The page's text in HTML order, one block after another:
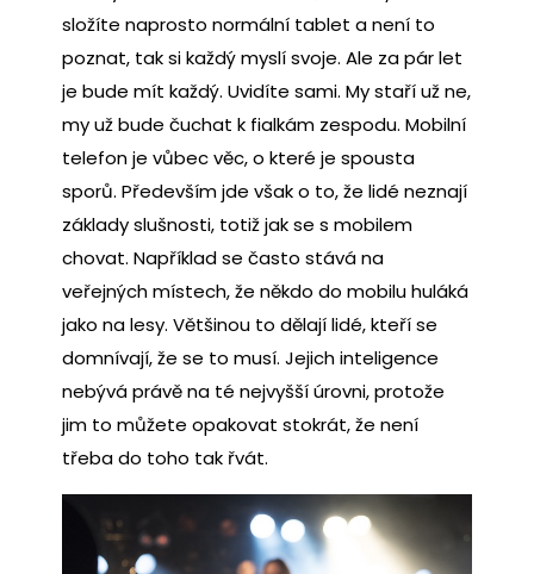
složíte naprosto normální tablet a není to
poznat, tak si každý myslí svoje. Ale za pár let
je bude mít každý. Uvidíte sami. My staří už ne,
my už bude čuchat k fialkám zespodu. Mobilní
telefon je vůbec věc, o které je spousta
sporů. Především jde však o to, že lidé neznají
základy slušnosti, totiž jak se s mobilem
chovat. Například se často stává na
veřejných místech, že někdo do mobilu huláká
jako na lesy. Většinou to dělají lidé, kteří se
domnívají, že se to musí. Jejich inteligence
nebývá právě na té nejvyšší úrovni, protože
jim to můžete opakovat stokrát, že není
třeba do toho tak řvát.